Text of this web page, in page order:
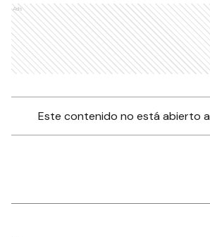
Ads
Este contenido no está abierto